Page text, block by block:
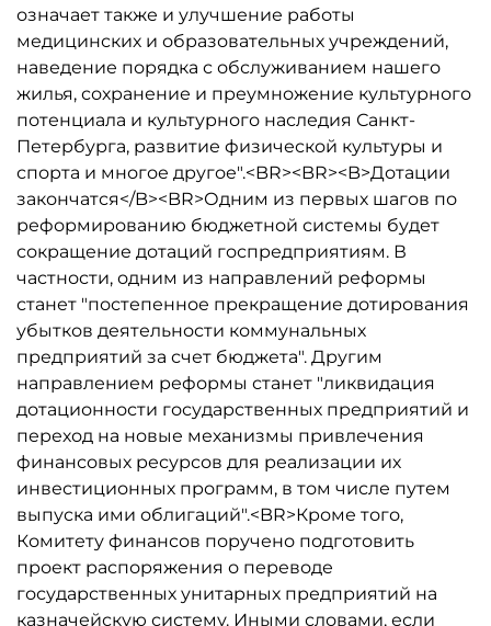
означает также и улучшение работы
медицинских и образовательных учреждений,
наведение порядка с обслуживанием нашего
жилья, сохранение и преумножение культурного
потенциала и культурного наследия Санкт-
Петербурга, развитие физической культуры и
спорта и многое другое".<BR><BR><B>Дотации
закончатся</B><BR>Одним из первых шагов по
реформированию бюджетной системы будет
сокращение дотаций госпредприятиям. В
частности, одним из направлений реформы
станет "постепенное прекращение дотирования
убытков деятельности коммунальных
предприятий за счет бюджета". Другим
направлением реформы станет "ликвидация
дотационности государственных предприятий и
переход на новые механизмы привлечения
финансовых ресурсов для реализации их
инвестиционных программ, в том числе путем
выпуска ими облигаций".<BR>Кроме того,
Комитету финансов поручено подготовить
проект распоряжения о переводе
государственных унитарных предприятий на
казначейскую систему. Иными словами, если